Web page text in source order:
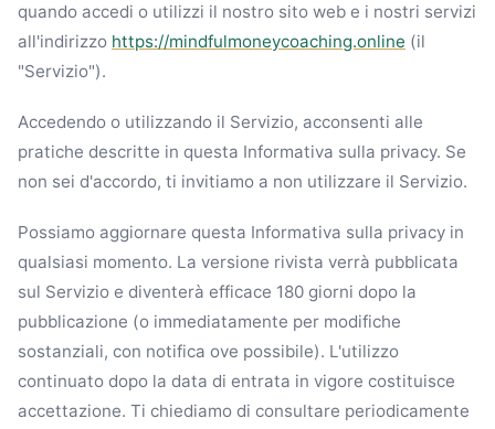
quando accedi o utilizzi il nostro sito web e i nostri servizi
all'indirizzo https://mindfulmoneycoaching.online (il
"Servizio").
Accedendo o utilizzando il Servizio, acconsenti alle
pratiche descritte in questa Informativa sulla privacy. Se
non sei d'accordo, ti invitiamo a non utilizzare il Servizio.
Possiamo aggiornare questa Informativa sulla privacy in
qualsiasi momento. La versione rivista verrà pubblicata
sul Servizio e diventerà efficace 180 giorni dopo la
pubblicazione (o immediatamente per modifiche
sostanziali, con notifica ove possibile). L'utilizzo
continuato dopo la data di entrata in vigore costituisce
accettazione. Ti chiediamo di consultare periodicamente